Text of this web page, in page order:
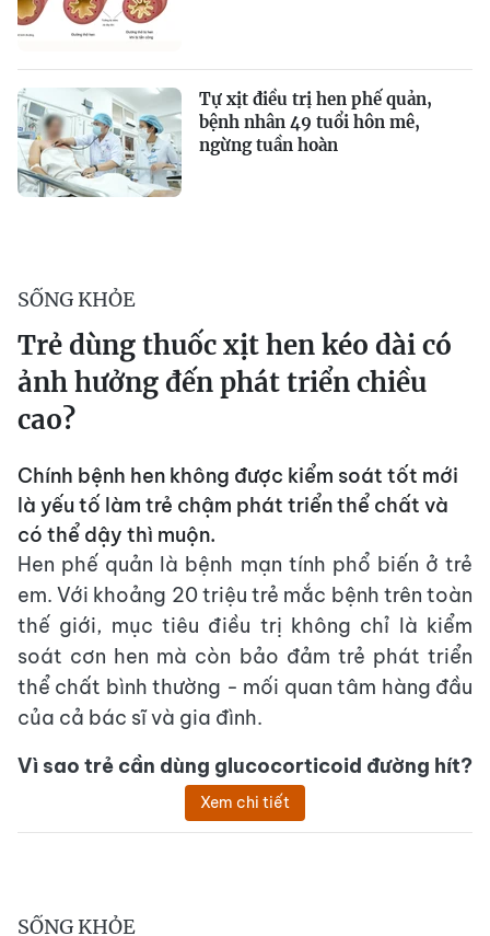
Tự xịt điều trị hen phế quản,
bệnh nhân 49 tuổi hôn mê,
ngừng tuần hoàn
SỐNG KHỎE
Trẻ dùng thuốc xịt hen kéo dài có
ảnh hưởng đến phát triển chiều
cao?
Chính bệnh hen không được kiểm soát tốt mới
là yếu tố làm trẻ chậm phát triển thể chất và
có thể dậy thì muộn.
Hen phế quản là bệnh mạn tính phổ biến ở trẻ
em. Với khoảng 20 triệu trẻ mắc bệnh trên toàn
thế giới, mục tiêu điều trị không chỉ là kiểm
soát cơn hen mà còn bảo đảm trẻ phát triển
thể chất bình thường - mối quan tâm hàng đầu
của cả bác sĩ và gia đình.
Vì sao trẻ cần dùng glucocorticoid đường hít?
Xem chi tiết
SỐNG KHỎE